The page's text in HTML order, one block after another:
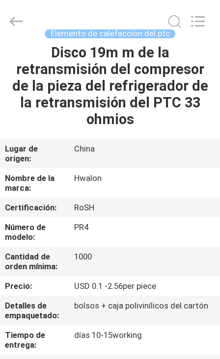
PRODUCTOS
NOSOTROS
VISITA
A
LA
FÁBRICA
CONTROL
CALIDAD
CONTÁCTENOS
Electronic
Elemento de calefacción del ptc
Disco 19m m de la
retransmisión del compresor
de la pieza del refrigerador de
la retransmisión del PTC 33
ohmios
Lugar de
origen:
China
Nombre de la
marca:
Hwalon
Certificación:
RoSH
Número de
modelo:
PR4
Cantidad de
orden mínima:
1000
Precio:
USD 0.1 -2.56per piece
Detalles de
empaquetado:
bolsos + caja polivinílicos del cartón
Tiempo de
entrega:
días 10-15working